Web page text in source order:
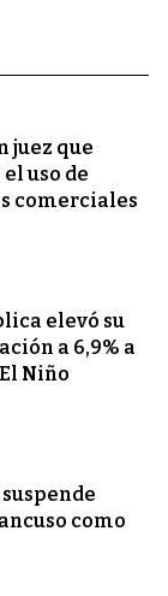
juez que
uso de
comerciales
elevó su
a 6,9% a
Niño
suspende
como